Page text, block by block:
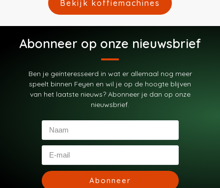
Bekijk koffiemachines
Abonneer op onze nieuwsbrief
Ben je geïnteresseerd in wat er allemaal nog meer
speelt binnen Feyen en wil je op de hoogte blijven
van het laatste nieuws? Abonneer je dan op onze
nieuwsbrief.
Abonneer